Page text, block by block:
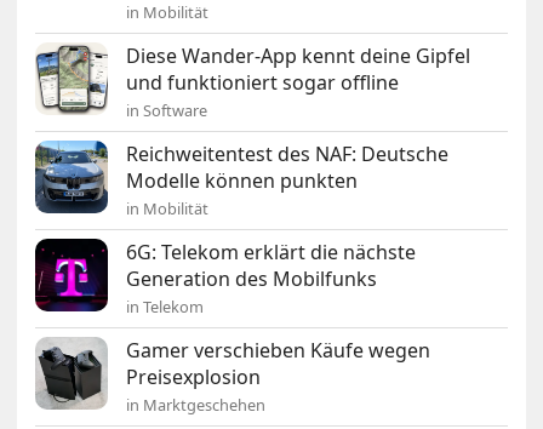
in Mobilität
Diese Wander-App kennt deine Gipfel
und funktioniert sogar offline
in Software
Reichweitentest des NAF: Deutsche
Modelle können punkten
in Mobilität
6G: Telekom erklärt die nächste
Generation des Mobilfunks
in Telekom
Gamer verschieben Käufe wegen
Preisexplosion
in Marktgeschehen